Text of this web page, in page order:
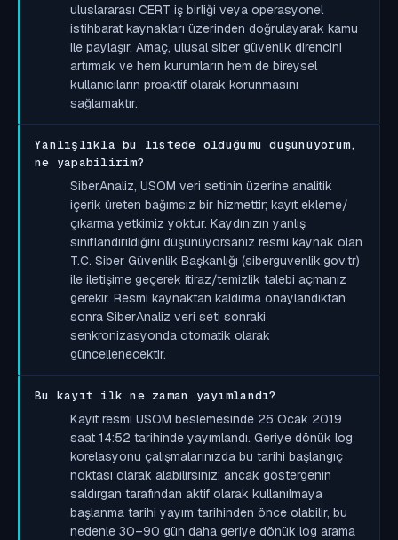
uluslararası CERT iş birliği veya operasyonel
istihbarat kaynakları üzerinden doğrulayarak kamu
ile paylaşır. Amaç, ulusal siber güvenlik direncini
artırmak ve hem kurumların hem de bireysel
kullanıcıların proaktif olarak korunmasını
sağlamaktır.
Yanlışlıkla bu listede olduğumu düşünüyorum,
ne yapabilirim?
SiberAnaliz, USOM veri setinin üzerine analitik
içerik üreten bağımsız bir hizmettir; kayıt ekleme/
çıkarma yetkimiz yoktur. Kaydınızın yanlış
sınıflandırıldığını düşünüyorsanız resmi kaynak olan
T.C. Siber Güvenlik Başkanlığı (siberguvenlik.gov.tr)
ile iletişime geçerek itiraz/temizlik talebi açmanız
gerekir. Resmi kaynaktan kaldırma onaylandıktan
sonra SiberAnaliz veri seti sonraki
senkronizasyonda otomatik olarak
güncellenecektir.
Bu kayıt ilk ne zaman yayımlandı?
Kayıt resmi USOM beslemesinde 26 Ocak 2019
saat 14:52 tarihinde yayımlandı. Geriye dönük log
korelasyonu çalışmalarınızda bu tarihi başlangıç
noktası olarak alabilirsiniz; ancak göstergenin
saldırgan tarafından aktif olarak kullanılmaya
başlanma tarihi yayım tarihinden önce olabilir, bu
nedenle 30–90 gün daha geriye dönük log arama